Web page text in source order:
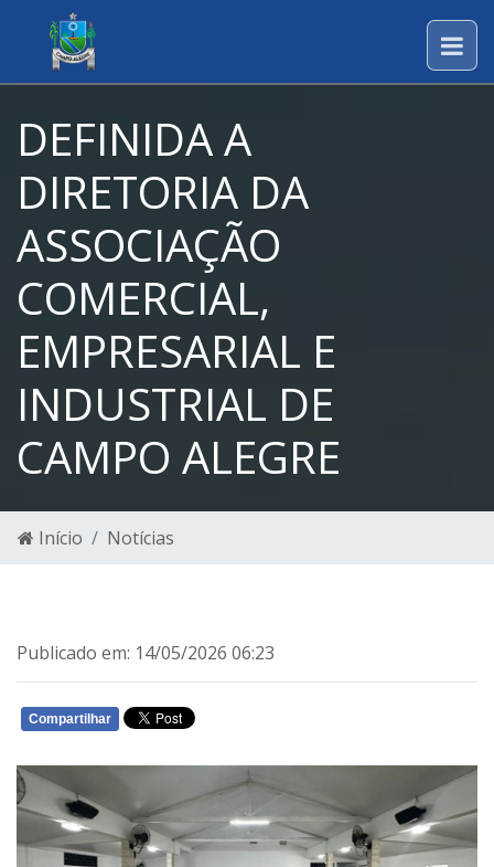
DEFINIDA A
DIRETORIA DA
ASSOCIAÇÃO
COMERCIAL,
EMPRESARIAL E
INDUSTRIAL DE
CAMPO ALEGRE
Início Notícias
Publicado em: 14/05/2026 06:23
Compartilhar